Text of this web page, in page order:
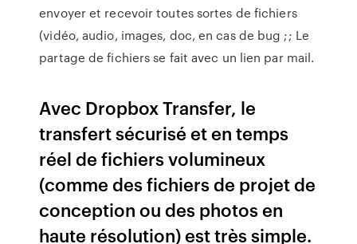
envoyer et recevoir toutes sortes de fichiers
(vidéo, audio, images, doc, en cas de bug ;; Le
partage de fichiers se fait avec un lien par mail.
Avec Dropbox Transfer, le
transfert sécurisé et en temps
réel de fichiers volumineux
(comme des fichiers de projet de
conception ou des photos en
haute résolution) est très simple.